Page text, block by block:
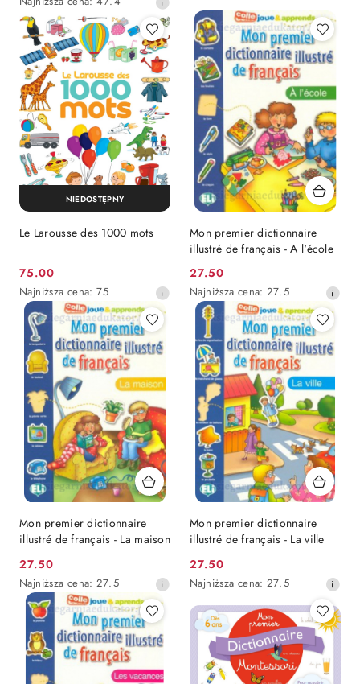
cena
30
dni
przed
obniżką
Le Larousse des 1000 mots
Cena
promocyjna:
75.00
Najniższa
cena
30
dni
przed
obniżką
Najniższa cena: 75
NIEDOSTĘPNY
Mon premier dictionnaire
illustré de français - A l'école
Cena
promocyjna:
27.50
Najniższa
cena
dni
przed
obniżką
Najniższa cena: 27.5
Mon premier dictionnaire
illustré de français - La maison
Cena
promocyjna:
27.50
Najniższa
cena
dni
przed
obniżką
Najniższa cena: 27.5
Mon premier dictionnaire
illustré de français - La ville
Cena
promocyjna:
27.50
Najniższa
z
30
przed
obniżką
Najniższa cena: 27.5